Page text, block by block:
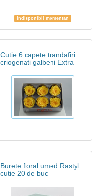
Indisponibil momentan
Cutie 6 capete trandafiri
criogenati galbeni Extra
Burete floral umed Rastyl
cutie 20 de buc